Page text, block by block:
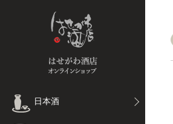
日本酒